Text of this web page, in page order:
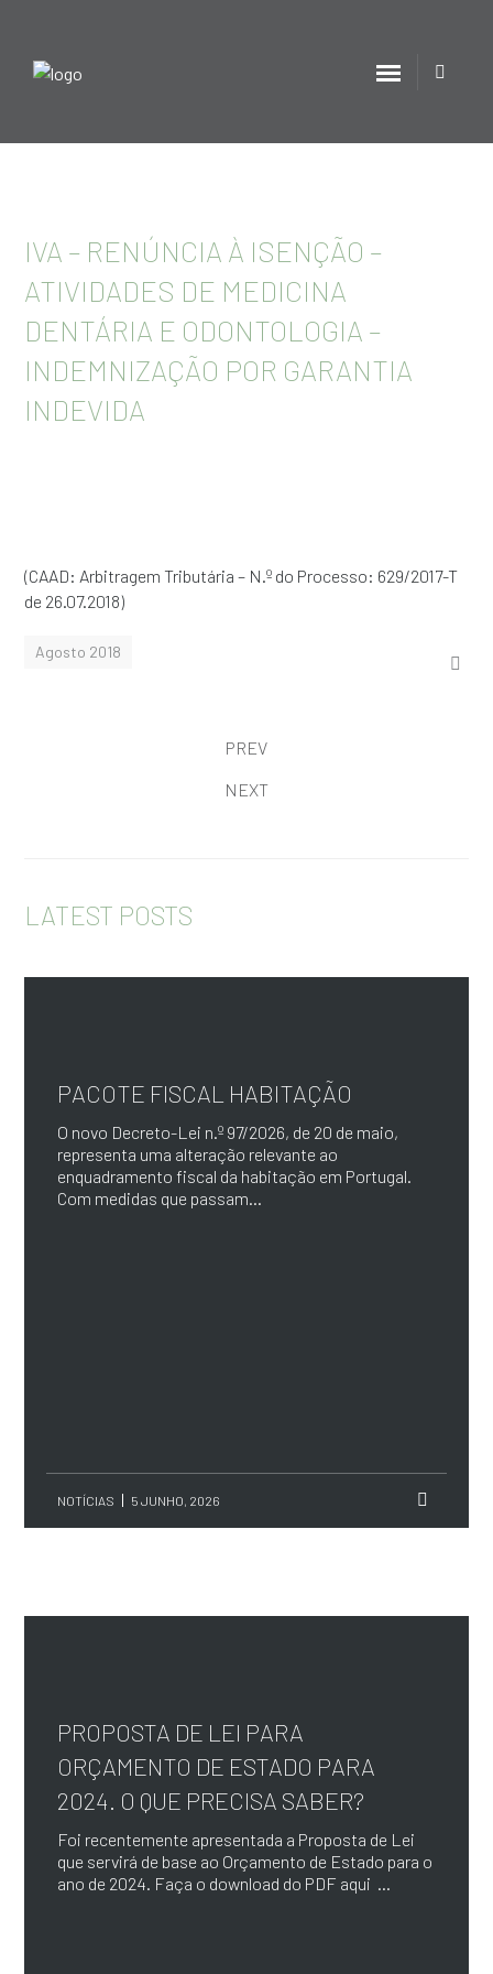
IVA – RENÚNCIA À ISENÇÃO –
ATIVIDADES DE MEDICINA
DENTÁRIA E ODONTOLOGIA –
INDEMNIZAÇÃO POR GARANTIA
INDEVIDA
(CAAD: Arbitragem Tributária – N.º do Processo: 629/2017-T
de 26.07.2018)
Agosto 2018
PREV
NEXT
LATEST POSTS
PACOTE FISCAL HABITAÇÃO
O novo Decreto-Lei n.º 97/2026, de 20 de maio,
representa uma alteração relevante ao
enquadramento fiscal da habitação em Portugal.
Com medidas que passam...
NOTÍCIAS 5 JUNHO, 2026
PROPOSTA DE LEI PARA
ORÇAMENTO DE ESTADO PARA
2024. O QUE PRECISA SABER?
Foi recentemente apresentada a Proposta de Lei
que servirá de base ao Orçamento de Estado para o
ano de 2024. Faça o download do PDF aqui ...